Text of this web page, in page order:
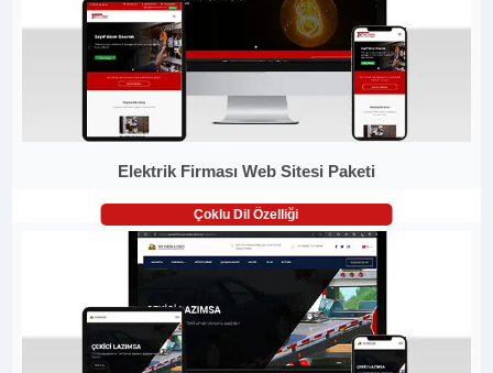
Elektrik Firması Web Sitesi Paketi
Çoklu Dil Özelliği